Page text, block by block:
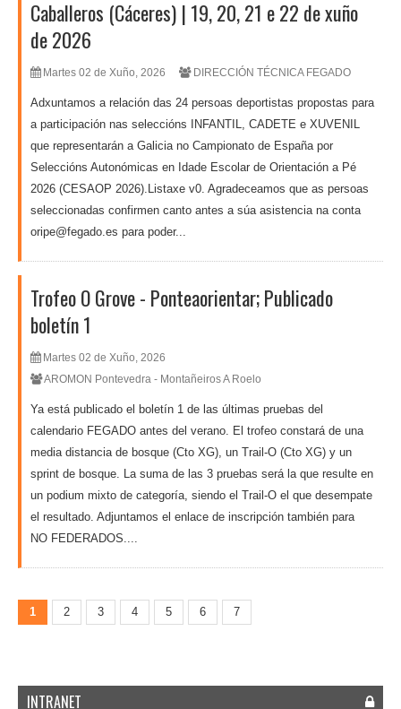
Caballeros (Cáceres) | 19, 20, 21 e 22 de xuño
de 2026
Martes 02 de Xuño, 2026 DIRECCIÓN TÉCNICA FEGADO
Adxuntamos a relación das 24 persoas deportistas propostas para
a participación nas seleccións INFANTIL, CADETE e XUVENIL
que representarán a Galicia no Campionato de España por
Seleccións Autonómicas en Idade Escolar de Orientación a Pé
2026 (CESAOP 2026).Listaxe v0. Agradeceamos que as persoas
seleccionadas confirmen canto antes a súa asistencia na conta
oripe@fegado.es para poder...
Trofeo O Grove - Ponteaorientar; Publicado
boletín 1
Martes 02 de Xuño, 2026
AROMON Pontevedra - Montañeiros A Roelo
Ya está publicado el boletín 1 de las últimas pruebas del
calendario FEGADO antes del verano. El trofeo constará de una
media distancia de bosque (Cto XG), un Trail-O (Cto XG) y un
sprint de bosque. La suma de las 3 pruebas será la que resulte en
un podium mixto de categoría, siendo el Trail-O el que desempate
el resultado. Adjuntamos el enlace de inscripción también para
NO FEDERADOS....
1 2 3 4 5 6 7
INTRANET